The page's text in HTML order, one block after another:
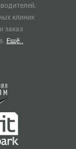
клиник
заказ
Ещё..